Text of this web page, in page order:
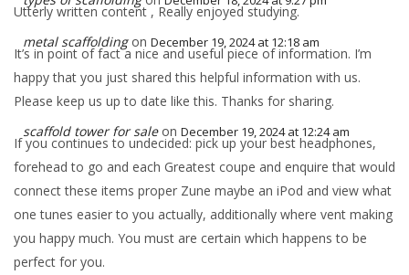
Utterly written content , Really enjoyed studying.
metal scaffolding on December 19, 2024 at 12:18 am
It’s in point of fact a nice and useful piece of information. I’m
happy that you just shared this helpful information with us.
Please keep us up to date like this. Thanks for sharing.
scaffold tower for sale on December 19, 2024 at 12:24 am
If you continues to undecided: pick up your best headphones,
forehead to go and each Greatest coupe and enquire that would
connect these items proper Zune maybe an iPod and view what
one tunes easier to you actually, additionally where vent making
you happy much. You must are certain which happens to be
perfect for you.